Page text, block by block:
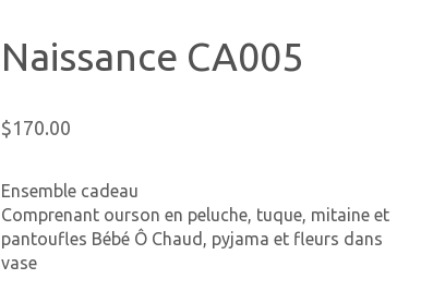
Naissance CA005
$170.00
Ensemble cadeau
Comprenant ourson en peluche, tuque, mitaine et
pantoufles Bébé Ô Chaud, pyjama et fleurs dans
vase